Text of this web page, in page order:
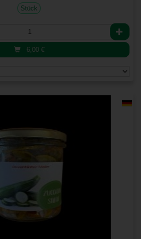
Stück
6,00 €